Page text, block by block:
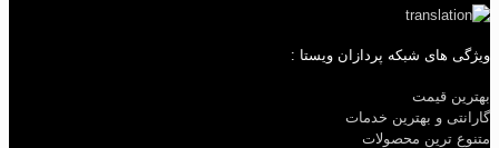
ویژگی های شبکه پردازان ویستا :
بهترین قیمت
گارانتی و بهترین خدمات
متنوع ترین محصولات